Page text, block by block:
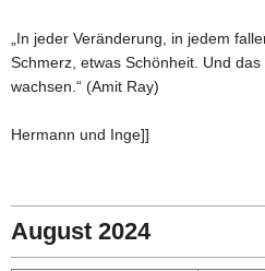
„In jeder Veränderung, in jedem
Schmerz, etwas Schönheit. Und
wachsen.“ (Amit Ray)
Hermann und Inge]]
August 2024